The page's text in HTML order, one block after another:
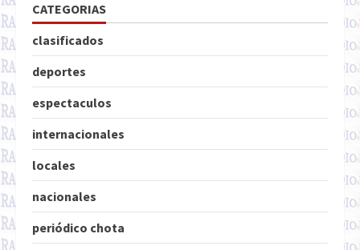
CATEGORIAS
clasificados
deportes
espectaculos
internacionales
locales
nacionales
periódico chota